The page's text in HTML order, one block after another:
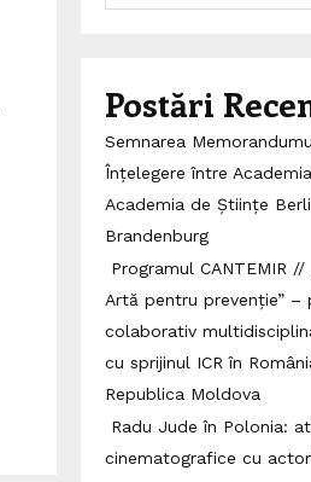
Postări
Semnarea
Înțelegere între
Academia de Științe
Brandenburg
Programul CANTEMIR //
Artă pentru prevenție” –
colaborativ
cu sprijinul ICR în
Republica Moldova
Radu Jude în Polonia:
cinematografice cu